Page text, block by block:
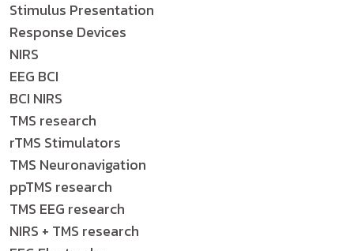
Stimulus Presentation
Response Devices
NIRS
EEG BCI
BCI NIRS
TMS research
rTMS Stimulators
TMS Neuronavigation
ppTMS research
TMS EEG research
NIRS + TMS research